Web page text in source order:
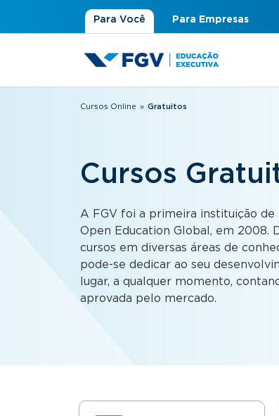
Para Você Para Empresas
Você está aqui
Cursos Online » Gratuitos
Cursos
A FGV foi a primeira instituição de
Open Education Global, em 2008.
cursos em diversas áreas de
pode-se dedicar ao seu
lugar, a qualquer momento,
aprovada pelo mercado.